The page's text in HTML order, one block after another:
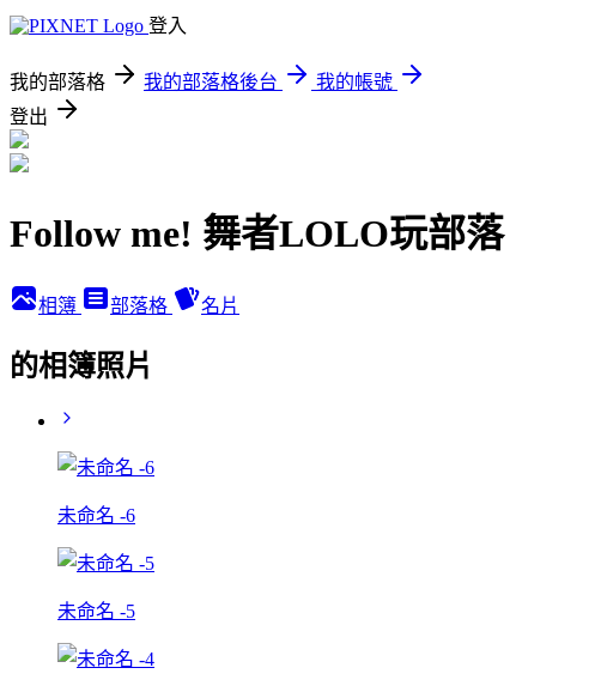
登入
我的部落格 我的部落格後台
我的帳號
登出
Follow me! 舞者LOLO玩部落
相簿 部落格 名片
的相簿照片
未命名 -6
未命名 -5